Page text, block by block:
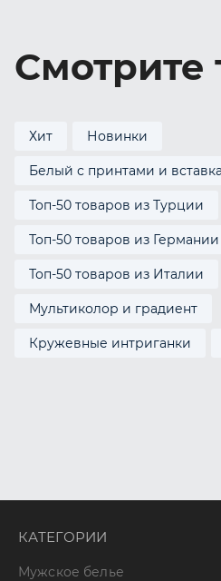
Смотрите
Хит Новинки
Белый с принтами и
Топ-50 товаров из Турции
Топ-50 товаров из Германии
Топ-50 товаров из Италии
Мультиколор и градиент
Кружевные интриганки
КАТЕГОРИИ
Мужское белье